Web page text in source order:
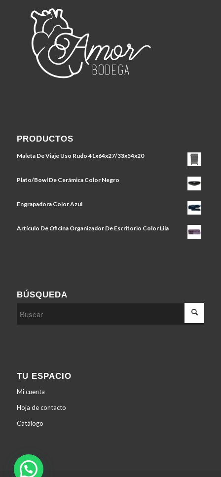
PRODUCTOS
Maleta De Viaje Uso Rudo 41x64x27/33x54x20
Plato/Bowl De Cerámica Color Negro
Engrapadora Color Azul
Artículo De Oficina Organizador De Escritorio Color Lila
BÚSQUEDA
TU ESPACIO
Mi cuenta
Hoja de contacto
Catálogo